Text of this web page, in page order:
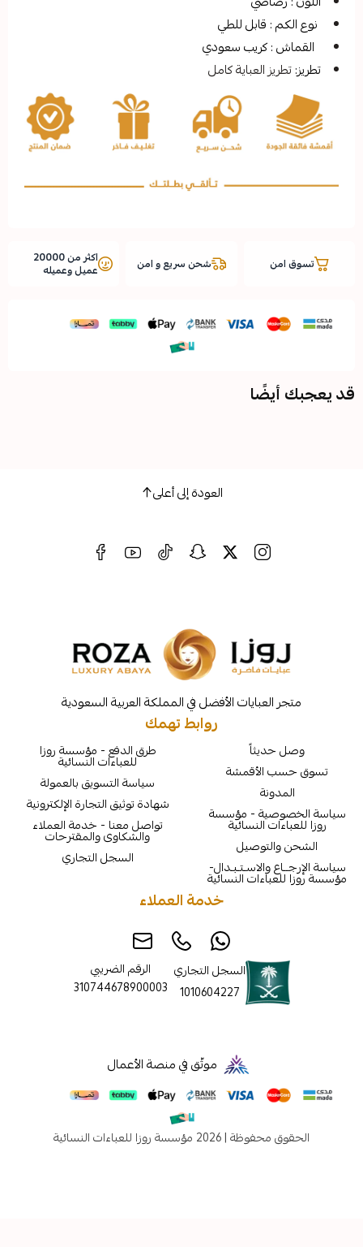
قابل للطي
كريب سعودي
العباية كامل
شحن سريع و امن اكثر من 20000
عميل وعميله
الأفضل في المملكة العربية السعودية
- مؤسسة
النسائية
النسائية
طرق الدفع - مؤسسة روزا
للعباءات النسائية
سياسة التسويق بالعمولة
شهادة توثيق التجارة الإلكترونية
تواصل معنا - خدمة العملاء
والشكاوى والمقترحات
السجل التجاري
1010604227
الرقم الضريبي
310744678900003
موثّق في منصة الأعمال
مؤسسة روزا للعباءات النسائية